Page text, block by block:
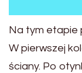
Na tym etapie
W pierwszej
ściany. Po